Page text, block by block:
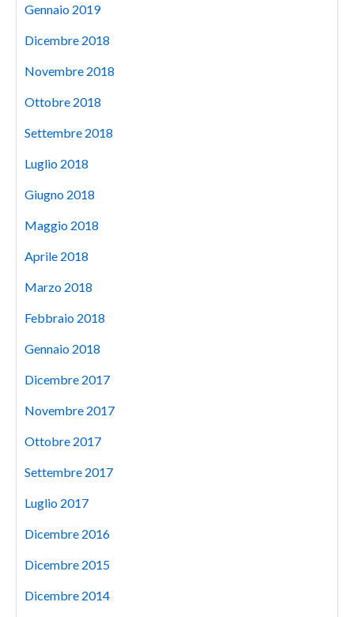
Gennaio 2019
Dicembre 2018
Novembre 2018
Ottobre 2018
Settembre 2018
Luglio 2018
Giugno 2018
Maggio 2018
Aprile 2018
Marzo 2018
Febbraio 2018
Gennaio 2018
Dicembre 2017
Novembre 2017
Ottobre 2017
Settembre 2017
Luglio 2017
Dicembre 2016
Dicembre 2015
Dicembre 2014